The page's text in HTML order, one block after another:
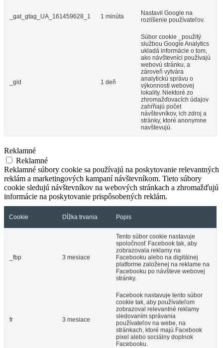
_gat_gtag_UA_161459628_1 1 minúta
Nastavil Google na
rozlíšenie používateľov.
_gid 1 deň
Súbor cookie _použitý
službou Google Analytics
ukladá informácie o tom,
ako návštevníci používajú
webovú stránku, a
zároveň vytvára
analytickú správu o
výkonnosti webovej
lokality. Niektoré zo
zhromažďovacích údajov
zahŕňajú počet
návštevníkov, ich zdroj a
stránky, ktoré anonymne
navštevujú.
Reklamné
Reklamné
Reklamné súbory cookie sa používajú na poskytovanie relevantných
reklám a marketingových kampaní návštevníkom. Tieto súbory
cookie sledujú návštevníkov na webových stránkach a zhromažďujú
informácie na poskytovanie prispôsobených reklám.
Cookie Dĺžka trvania Popis
_fbp 3 mesiace
Tento súbor cookie nastavuje
spoločnosť Facebook tak, aby
zobrazovala reklamy na
Facebooku alebo na digitálnej
platforme založenej na reklame na
Facebooku po návšteve webovej
stránky.
fr 3 mesiace
Facebook nastavuje tento súbor
cookie tak, aby používateľom
zobrazoval relevantné reklamy
sledovaním správania
používateľov na webe, na
stránkach, ktoré majú Facebook
pixel alebo sociálny doplnok
Facebooku.